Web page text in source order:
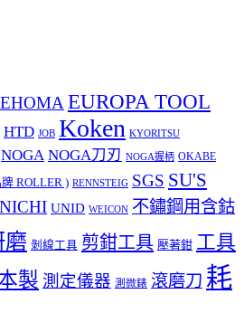
EHOMAEUROPA TOOL
HTD JOB Koken KYORITSU
NOGA NOGA刀刃 NOGA握柄 OKABE
ROLLER ) RENNSTEIG SGS SU'S
UNID WEICON 不鏽鋼用含鈷
磨 剝線工具 剪鉗工具 壓著鉗 工具
製 測定儀器 測微錶 滾磨刀 耗